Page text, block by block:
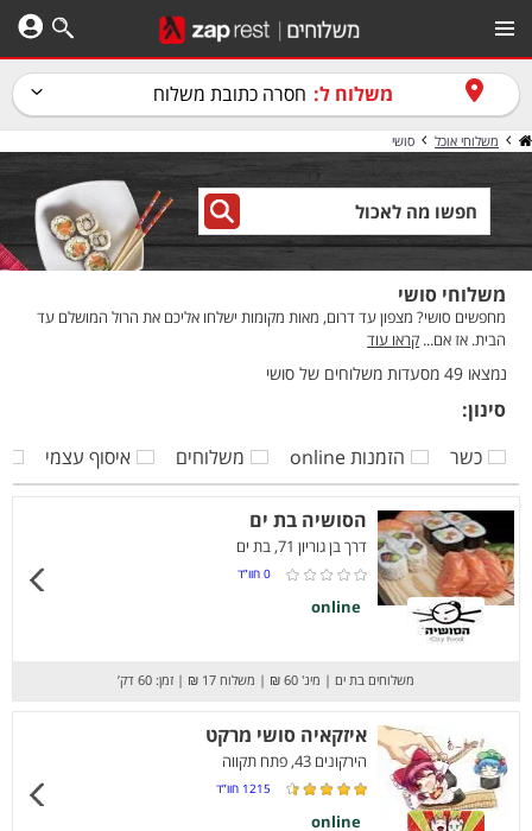
משלוח ל: חסרה כתובת משלוח
משלוחי אוכל סושי
משלוחי סושי
מחפשים סושי? מצפון עד דרום, מאות מקומות ישלחו אליכם את הרול המושלם עד
הבית. אז אם... קראו עוד
נמצאו 49 מסעדות משלוחים של סושי
סינון:
כשר
הזמנות online משלוחים איסוף עצמי
הסושיה בת ים
דרך בן גוריון 71, בת ים
0 חוו”ד
online
משלוחים בת ים | מינ' 60 ₪ | משלוח 17 ₪ | זמן: 60 דק’
איזקאיה סושי מרקט
הירקונים 43, פתח תקווה
1215 חוו”ד
online